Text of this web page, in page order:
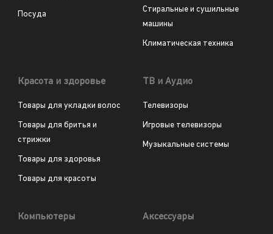
Посуда
Стиральные и сушильные
машины
Климатическая техника
Красота и здоровье
Товары для укладки волос
Товары для бритья и
стрижки
Товары для здоровья
Товары для красоты
ТВ и Аудио
Телевизоры
Игровые телевизоры
Музыкальные системы
Компьютеры Аксессуары